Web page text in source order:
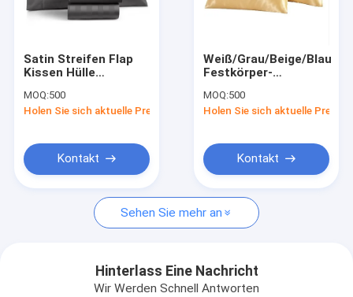
Über uns
Nachrichten
Satin Streifen Flap
Kissen Hülle
Reißverschluss Grau
Kissen Hülle
MOQ:500
Holen Sie sich aktuelle Preis
Kontakt
Weiß/Grau/Beige/Blau
Festkörper-
mit verschlossenem
Reißverschluss
MOQ:500
Holen Sie sich aktuelle Preis
Kontakt
Sehen Sie mehr an
Hinterlass Eine Nachricht
Wir Werden Schnell Antworten